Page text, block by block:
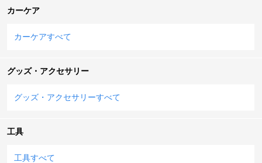
カーケア
カーケアすべて
グッズ・アクセサリー
グッズ・アクセサリーすべて
工具
工具すべて